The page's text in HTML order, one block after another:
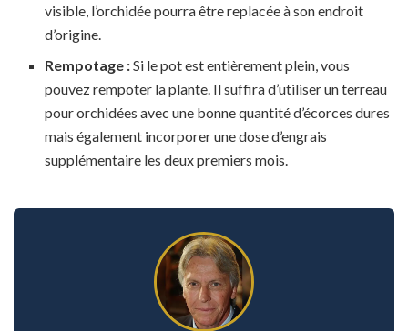
visible, l’orchidée pourra être replacée à son endroit
d’origine.
Rempotage :Si le pot est entièrement plein, vous
pouvez rempoter la plante. Il suffira d’utiliser un terreau
pour orchidées avec une bonne quantité d’écorces dures
mais également incorporer une dose d’engrais
supplémentaire les deux premiers mois.